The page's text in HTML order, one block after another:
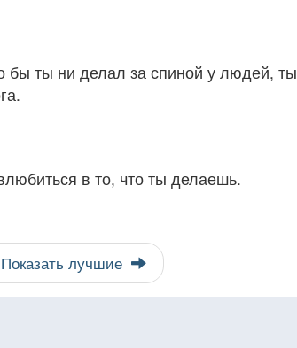
бы ты ни делал за спиной у людей, ты
в то, что ты делаешь.
Показать лучшие